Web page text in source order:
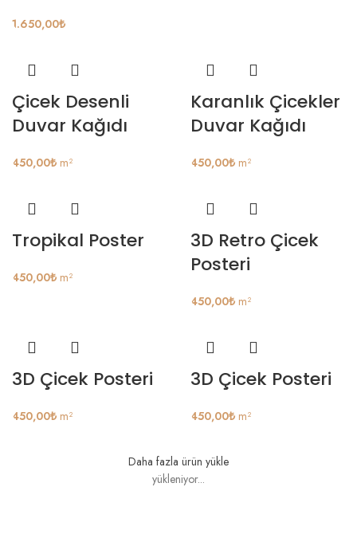
1.650,00₺
Çicek Desenli
Duvar Kağıdı
450,00₺ m²
Karanlık Çicekler
Duvar Kağıdı
450,00₺ m²
Tropikal Poster
450,00₺ m²
3D Retro Çicek
Posteri
450,00₺ m²
3D Çicek Posteri
450,00₺ m²
3D Çicek Posteri
450,00₺ m²
Daha fazla ürün yükle
yükleniyor...